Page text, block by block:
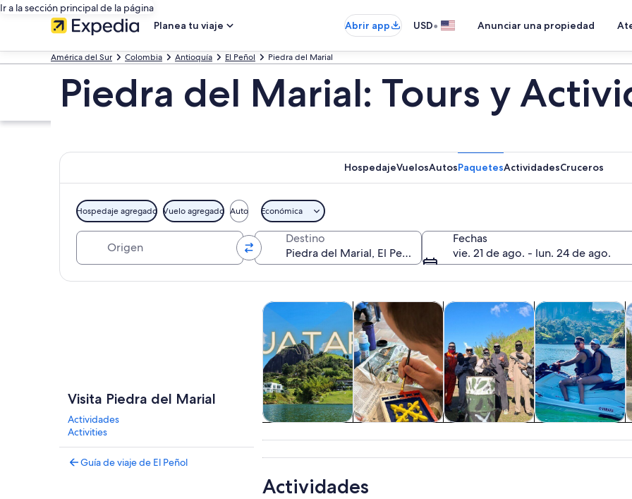
Ir a la sección principal de la página
Planea tu viaje
Abrir app USD• Anunciar una propiedad
América del Sur Colombia Antioquía El Peñol Piedra del Marial
Piedra del Marial: Tours y
HospedajeVuelosAutosPaquetesActividadesCruceros
Hospedaje agregado Vuelo agregado Auto Económica
Destino
Fechas
vie. 21 de ago. - lun. 24 de ago.
Visita Piedra del Marial
Actividades
Activities
Guía de viaje de El Peñol
excursiones de
un día
Tours y excursiones de un día Se abrirá en una nueva pestaña
personalizados
Tours privados y personalizados Se abrirá en una nueva
Cultura e historiaSe abrirá en una
acuáticas
Actividades
Actividades